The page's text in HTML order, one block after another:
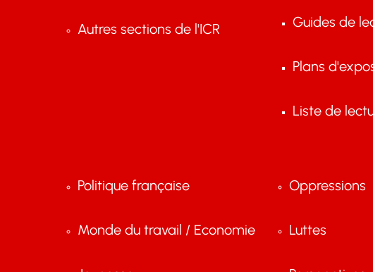
Autres sections de l'ICR Guides de
Plans
Liste de
Politique française
Monde du travail / Economie
Oppressions
Luttes